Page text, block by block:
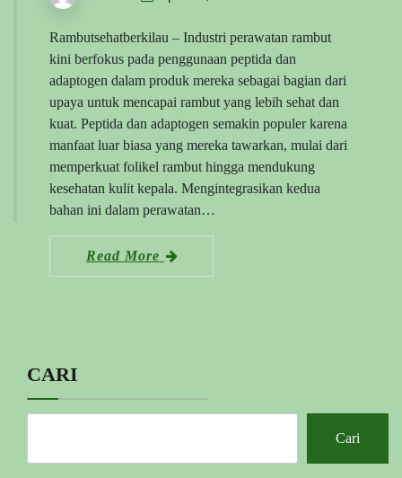
Rambutsehatberkilau – Industri perawatan rambut
kini berfokus pada penggunaan peptida dan
adaptogen dalam produk mereka sebagai bagian dari
upaya untuk mencapai rambut yang lebih sehat dan
kuat. Peptida dan adaptogen semakin populer karena
manfaat luar biasa yang mereka tawarkan, mulai dari
memperkuat folikel rambut hingga mendukung
kesehatan kulit kepala. Mengintegrasikan kedua
bahan ini dalam perawatan…
Read More
CARI
Cari